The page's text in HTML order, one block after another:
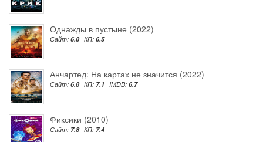
Однажды в пустыне (2022)
Сайт: 6.8 КП: 6.5
Анчартед: На картах не значится (2022)
Сайт: 6.8 КП: 7.1 IMDB: 6.7
Фиксики (2010)
Сайт: 7.8 КП: 7.4